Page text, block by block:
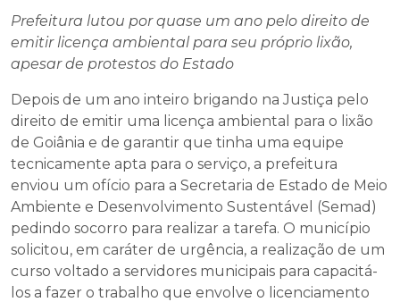
Prefeitura lutou por quase um ano pelo direito de
emitir licença ambiental para seu próprio lixão,
apesar de protestos do Estado
Depois de um ano inteiro brigando na Justiça pelo
direito de emitir uma licença ambiental para o lixão
de Goiânia e de garantir que tinha uma equipe
tecnicamente apta para o serviço, a prefeitura
enviou um ofício para a Secretaria de Estado de Meio
Ambiente e Desenvolvimento Sustentável (Semad)
pedindo socorro para realizar a tarefa. O município
solicitou, em caráter de urgência, a realização de um
curso voltado a servidores municipais para capacitá-
los a fazer o trabalho que envolve o licenciamento